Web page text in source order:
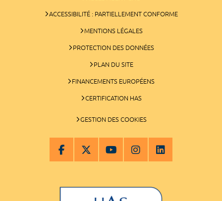
ACCESSIBILITÉ : PARTIELLEMENT CONFORME
MENTIONS LÉGALES
PROTECTION DES DONNÉES
PLAN DU SITE
FINANCEMENTS EUROPÉENS
CERTIFICATION HAS
GESTION DES COOKIES